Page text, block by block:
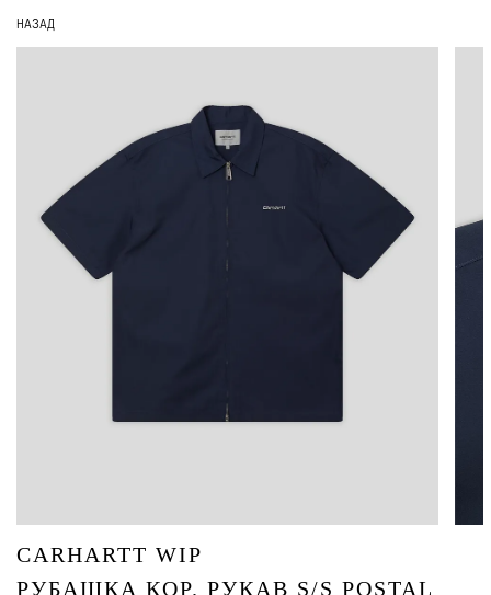
НАЗАД
CARHARTT WIP
РУБАШКА КОР. РУКАВ S/S POSTAL